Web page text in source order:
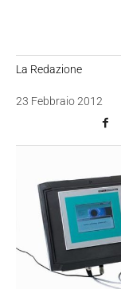
La Redazione
23 Febbraio 2012